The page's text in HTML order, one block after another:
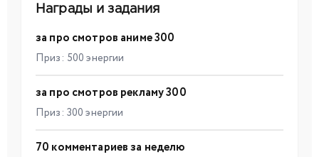
Награды и задания
за про смотров аниме 300
Приз: 500 энергии
за про смотров рекламу 300
Приз: 300 энергии
70 комментариев за неделю